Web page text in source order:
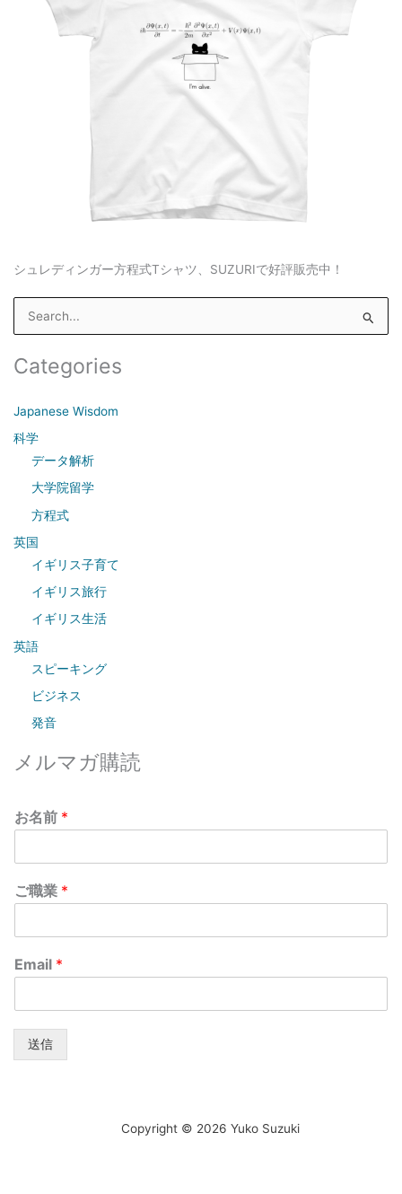
シュレディンガー方程式Tシャツ、SUZURIで好評販売中！
e
a
c
h
Categories
Japanese Wisdom
科学
データ解析
大学院留学
方程式
英国
イギリス子育て
イギリス旅行
イギリス生活
英語
スピーキング
ビジネス
発音
メルマガ購読
お名前 *
ご職業 *
Email *
送信
Copyright © 2026 Yuko Suzuki